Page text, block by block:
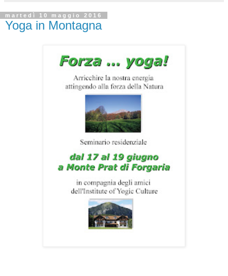
martedì 10 maggio 2016
Yoga in Montagna